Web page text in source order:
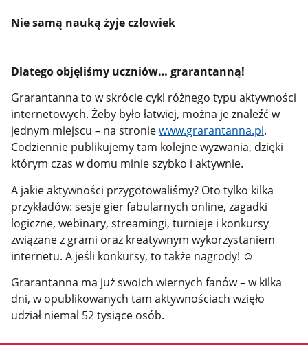
Nie samą nauką żyje człowiek
Dlatego objęliśmy uczniów… grarantanną!
Grarantanna to w skrócie cykl różnego typu aktywności
internetowych. Żeby było łatwiej, można je znaleźć w
jednym miejscu – na stroniewww.grarantanna.pl.
Codziennie publikujemy tam kolejne wyzwania, dzięki
którym czas w domu minie szybko i aktywnie.
A jakie aktywności przygotowaliśmy? Oto tylko kilka
przykładów: sesje gier fabularnych online, zagadki
logiczne, webinary, streamingi, turnieje i konkursy
związane z grami oraz kreatywnym wykorzystaniem
internetu. A jeśli konkursy, to także nagrody! ☺
Grarantanna ma już swoich wiernych fanów – w kilka
dni, w opublikowanych tam aktywnościach wzięło
udział niemal 52 tysiące osób.